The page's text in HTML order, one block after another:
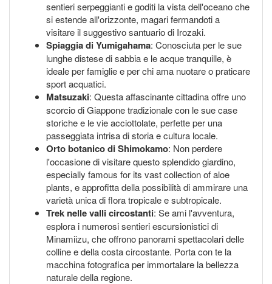
sentieri serpeggianti e goditi la vista dell'oceano che
si estende all'orizzonte, magari fermandoti a
visitare il suggestivo santuario di Irozaki.
Spiaggia di Yumigahama: Conosciuta per le sue
lunghe distese di sabbia e le acque tranquille, è
ideale per famiglie e per chi ama nuotare o praticare
sport acquatici.
Matsuzaki: Questa affascinante cittadina offre uno
scorcio di Giappone tradizionale con le sue case
storiche e le vie acciottolate, perfette per una
passeggiata intrisa di storia e cultura locale.
Orto botanico di Shimokamo: Non perdere
l'occasione di visitare questo splendido giardino,
especially famous for its vast collection of aloe
plants, e approfitta della possibilità di ammirare una
varietà unica di flora tropicale e subtropicale.
Trek nelle valli circostanti: Se ami l'avventura,
esplora i numerosi sentieri escursionistici di
Minamiizu, che offrono panorami spettacolari delle
colline e della costa circostante. Porta con te la
macchina fotografica per immortalare la bellezza
naturale della regione.